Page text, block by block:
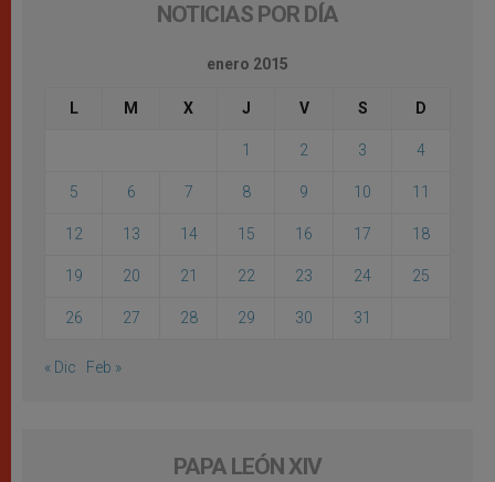
NOTICIAS POR DÍA
enero 2015
L M X J V S D
1 2 3 4
5 6 7 8 9 10 11
12 13 14 15 16 17 18
19 20 21 22 23 24 25
26 27 28 29 30 31
« Dic Feb »
PAPA LEÓN XIV